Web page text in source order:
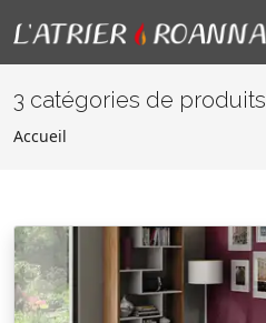
3 catégories de produits
Accueil